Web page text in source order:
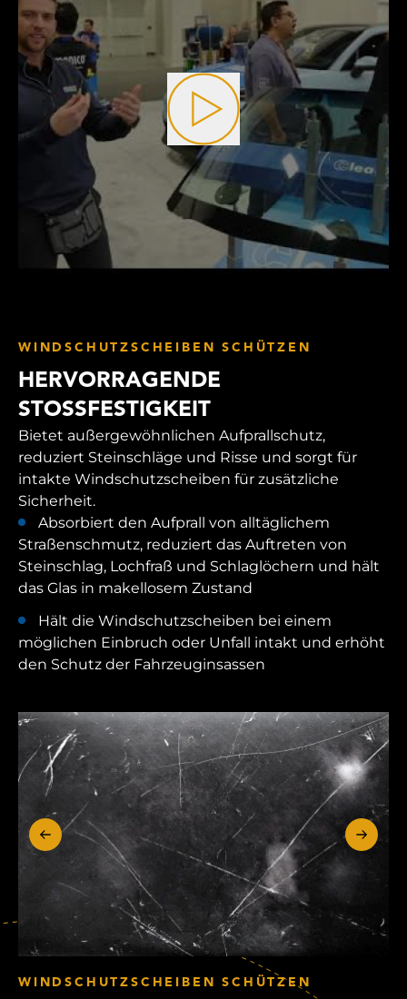
WINDSCHUTZSCHEIBEN SCHÜTZEN
HERVORRAGENDE
STOSSFESTIGKEIT
Bietet außergewöhnlichen Aufprallschutz,
reduziert Steinschläge und Risse und sorgt für
intakte Windschutzscheiben für zusätzliche
Sicherheit.
Absorbiert den Aufprall von alltäglichem
Straßenschmutz, reduziert das Auftreten von
Steinschlag, Lochfraß und Schlaglöchern und hält
das Glas in makellosem Zustand
Hält die Windschutzscheiben bei einem
möglichen Einbruch oder Unfall intakt und erhöht
den Schutz der Fahrzeuginsassen
WINDSCHUTZSCHEIBEN SCHÜTZEN